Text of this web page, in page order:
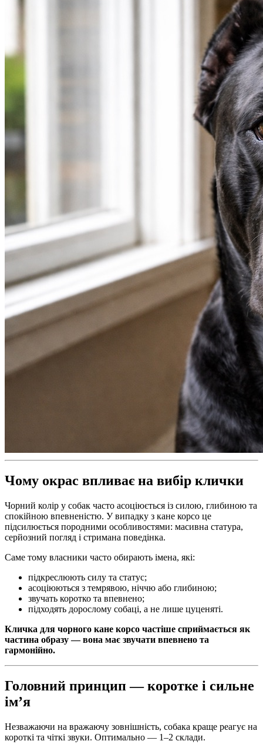
Чому окрас впливає на вибір клички
Чорний колір у собак часто асоціюється із силою, глибиною та
спокійною впевненістю. У випадку з кане корсо це
підсилюється породними особливостями: масивна статура,
серйозний погляд і стримана поведінка.
Саме тому власники часто обирають імена, які:
підкреслюють силу та статус;
асоціюються з темрявою, ніччю або глибиною;
звучать коротко та впевнено;
підходять дорослому собаці, а не лише цуценяті.
Кличка для чорного кане корсо частіше сприймається як
частина образу — вона має звучати впевнено та
гармонійно.
Головний принцип — коротке і сильне
ім’я
Незважаючи на вражаючу зовнішність, собака краще реагує на
короткі та чіткі звуки. Оптимально — 1–2 склади.